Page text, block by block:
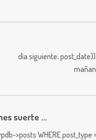
día siguiente,
suerte ...
>posts WHERE post_type